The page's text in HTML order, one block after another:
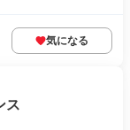
気になる
ス